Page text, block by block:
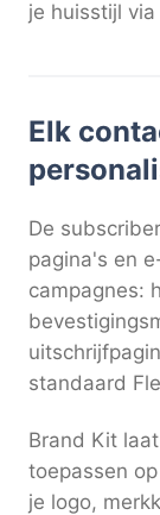
je huisstijl
Elk
De
pagina's en
campagnes:
standaard
Brand Kit
toepassen
je logo,